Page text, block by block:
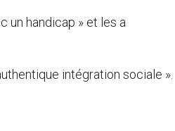
un handicap » et les a
intégration sociale ».